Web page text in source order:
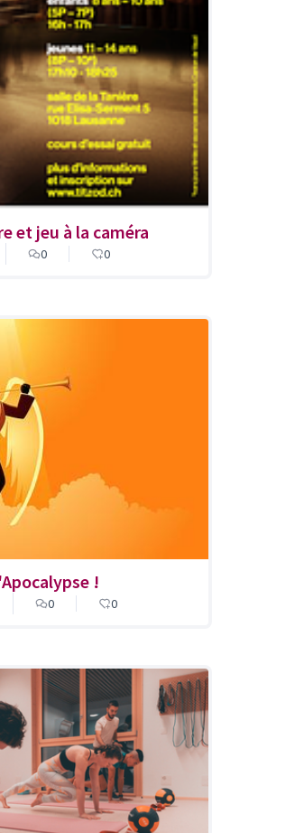
Gentil, plaines du loup
et jeu à la caméra
0 0
Gentil, plaines du loup
!
de la Fondation pour un Centre oecuménique
0 0